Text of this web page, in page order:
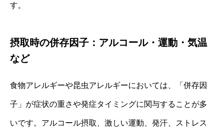
す。
摂取時の併存因子：アルコール・運動・気温
など
食物アレルギーや昆虫アレルギーにおいては、「併存因
子」が症状の重さや発症タイミングに関与することが多
いです。アルコール摂取、激しい運動、発汗、ストレス